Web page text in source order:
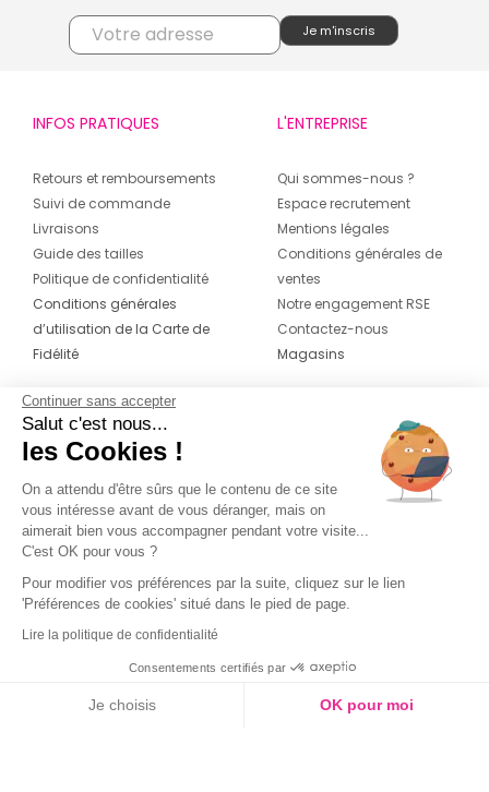
INFOS PRATIQUES
Retours et remboursements
Suivi de commande
Livraisons
Guide des tailles
Politique de confidentialité
Conditions générales
d’utilisation de la Carte de
Fidélité
L'ENTREPRISE
Qui sommes-nous ?
Espace recrutement
Mentions légales
Conditions générales de
ventes
Notre engagement RSE
Contactez-nous
Magasins
CONTACT
04 42 20 78 42
Du lundi au jeudi de 8h30 à 16h30 & le
vendredi de 8h30 à 15h30
Continuer sans accepter
Salut c'est nous...
les Cookies !
On a attendu d'être sûrs que le contenu de ce site
vous intéresse avant de vous déranger, mais on
aimerait bien vous accompagner pendant votre visite...
C'est OK pour vous ?
Pour modifier vos préférences par la suite, cliquez sur le lien
'Préférences de cookies' situé dans le pied de page.
Lire la politique de confidentialité
Consentements certifiés par
Je choisis OK pour moi